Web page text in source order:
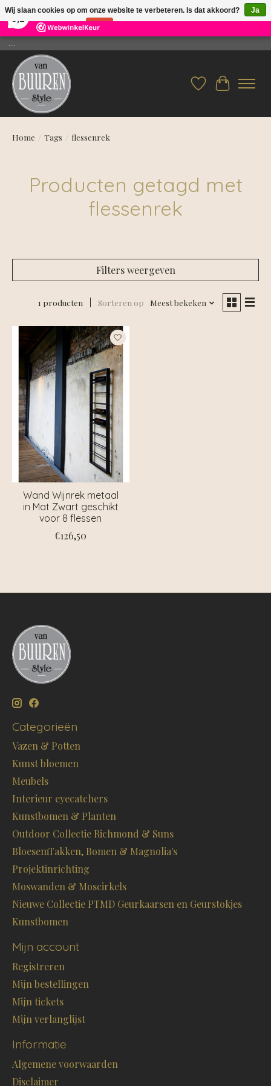
26 Reviews ×
....
Verlanglijst
Home / Tags / flessenrek
Producten getagd met
flessenrek
Filters weergeven
1 producten Sorteren op Meest bekeken
Wand Wijnrek metaal
in Mat Zwart geschikt
voor 8 flessen
€126,50
Categorieën
Vazen & Potten
Kunst bloemen
Meubels
Interieur eyecatchers
Kunstbomen & Planten
Outdoor Collectie Richmond & Suns
BloesemTakken, Bomen & Magnolia's
Projektinrichting
Moswanden & Moscirkels
Nieuwe Collectie PTMD Geurkaarsen en Geurstokjes
Kunstbomen
Mijn account
Registreren
Mijn bestellingen
Mijn tickets
Mijn verlanglijst
Informatie
Algemene voorwaarden
Disclaimer
Wij slaan cookies op om onze website te verbeteren. Is dat akkoord?
Ja
Nee